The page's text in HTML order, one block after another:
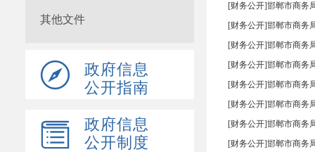
其他文件
政府信息
公开指南
政府信息
公开制度
[财务公开]邯郸市商务
[财务公开]邯郸市商务
[财务公开]邯郸市商务
[财务公开]邯郸市商务
[财务公开]邯郸市商务
[财务公开]邯郸市商务
[财务公开]邯郸市商务
[财务公开]邯郸市商务